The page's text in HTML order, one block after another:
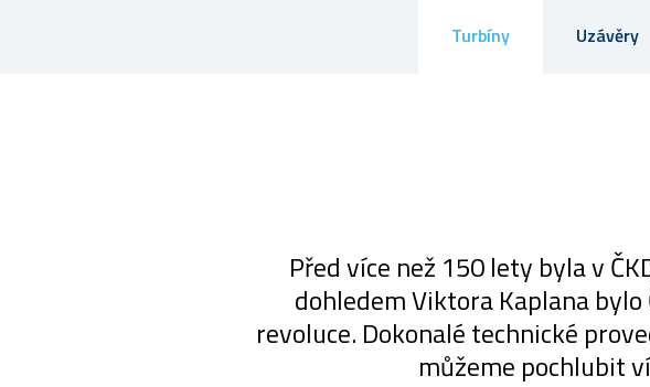
Turbíny Uzávěry
Před více než 150 lety byla v
dohledem Viktora Kaplana
revoluce. Dokonalé technické
můžeme pochlubit